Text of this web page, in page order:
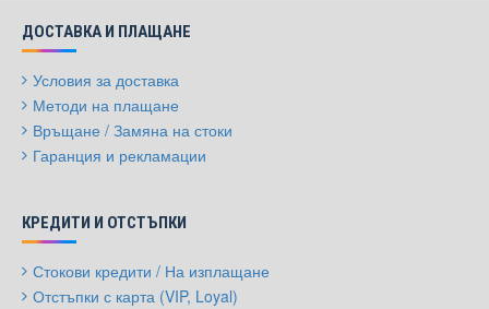
ДОСТАВКА И ПЛАЩАНЕ
Условия за доставка
Методи на плащане
Връщане / Замяна на стоки
Гаранция и рекламации
КРЕДИТИ И ОТСТЪПКИ
Стокови кредити / На изплащане
Отстъпки с карта (VIP, Loyal)